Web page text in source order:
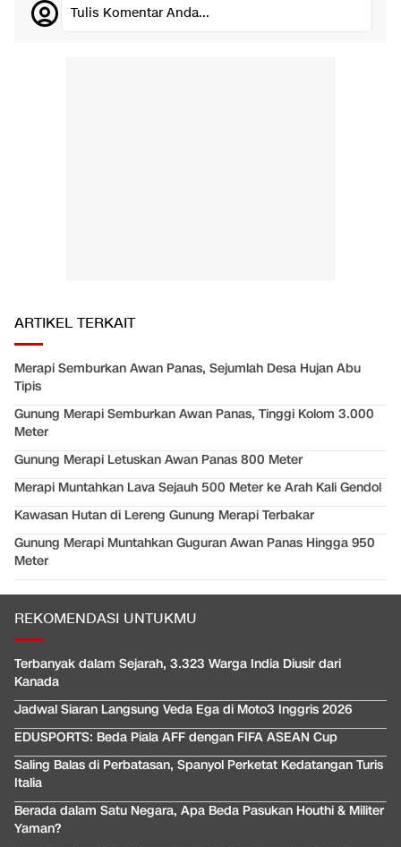
Tulis Komentar Anda...
ARTIKEL TERKAIT
Merapi Semburkan Awan Panas, Sejumlah Desa Hujan Abu
Tipis
Gunung Merapi Semburkan Awan Panas, Tinggi Kolom 3.000
Meter
Gunung Merapi Letuskan Awan Panas 800 Meter
Merapi Muntahkan Lava Sejauh 500 Meter ke Arah Kali Gendol
Kawasan Hutan di Lereng Gunung Merapi Terbakar
Gunung Merapi Muntahkan Guguran Awan Panas Hingga 950
Meter
REKOMENDASI UNTUKMU
Terbanyak dalam Sejarah, 3.323 Warga India Diusir dari
Kanada
Jadwal Siaran Langsung Veda Ega di Moto3 Inggris 2026
EDUSPORTS: Beda Piala AFF dengan FIFA ASEAN Cup
Saling Balas di Perbatasan, Spanyol Perketat Kedatangan Turis
Italia
Berada dalam Satu Negara, Apa Beda Pasukan Houthi & Militer
Yaman?